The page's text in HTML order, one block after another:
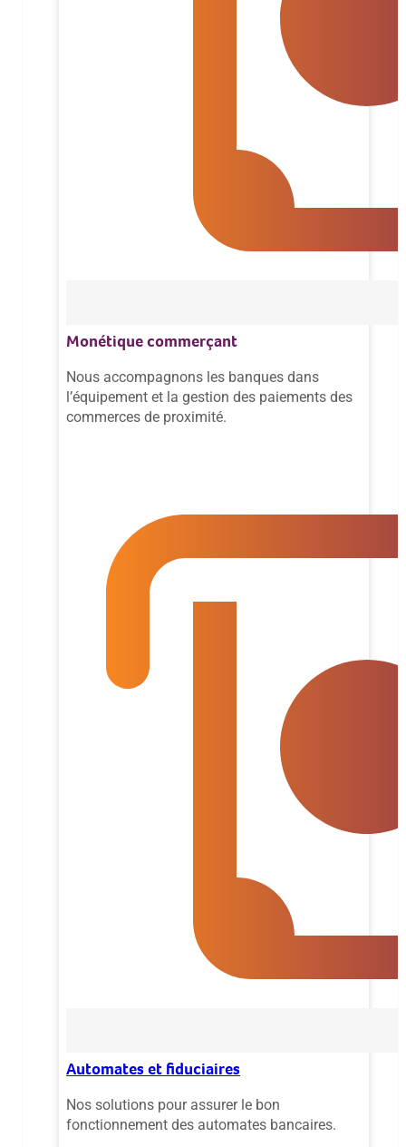
Monétique commerçant
Nous accompagnons les banques dans
l’équipement et la gestion des paiements des
commerces de proximité.
Automates et fiduciaires
Nos solutions pour assurer le bon
fonctionnement des automates bancaires.